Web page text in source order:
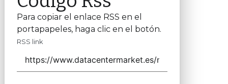
Para copiar el enlace RSS en el
portapapeles, haga clic en el botón.
RSS link